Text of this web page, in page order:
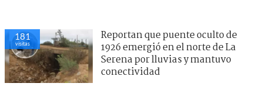
181
visitas
Reportan que puente oculto de
1926 emergió en el norte de La
Serena por lluvias y mantuvo
conectividad